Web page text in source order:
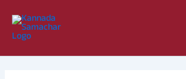
content